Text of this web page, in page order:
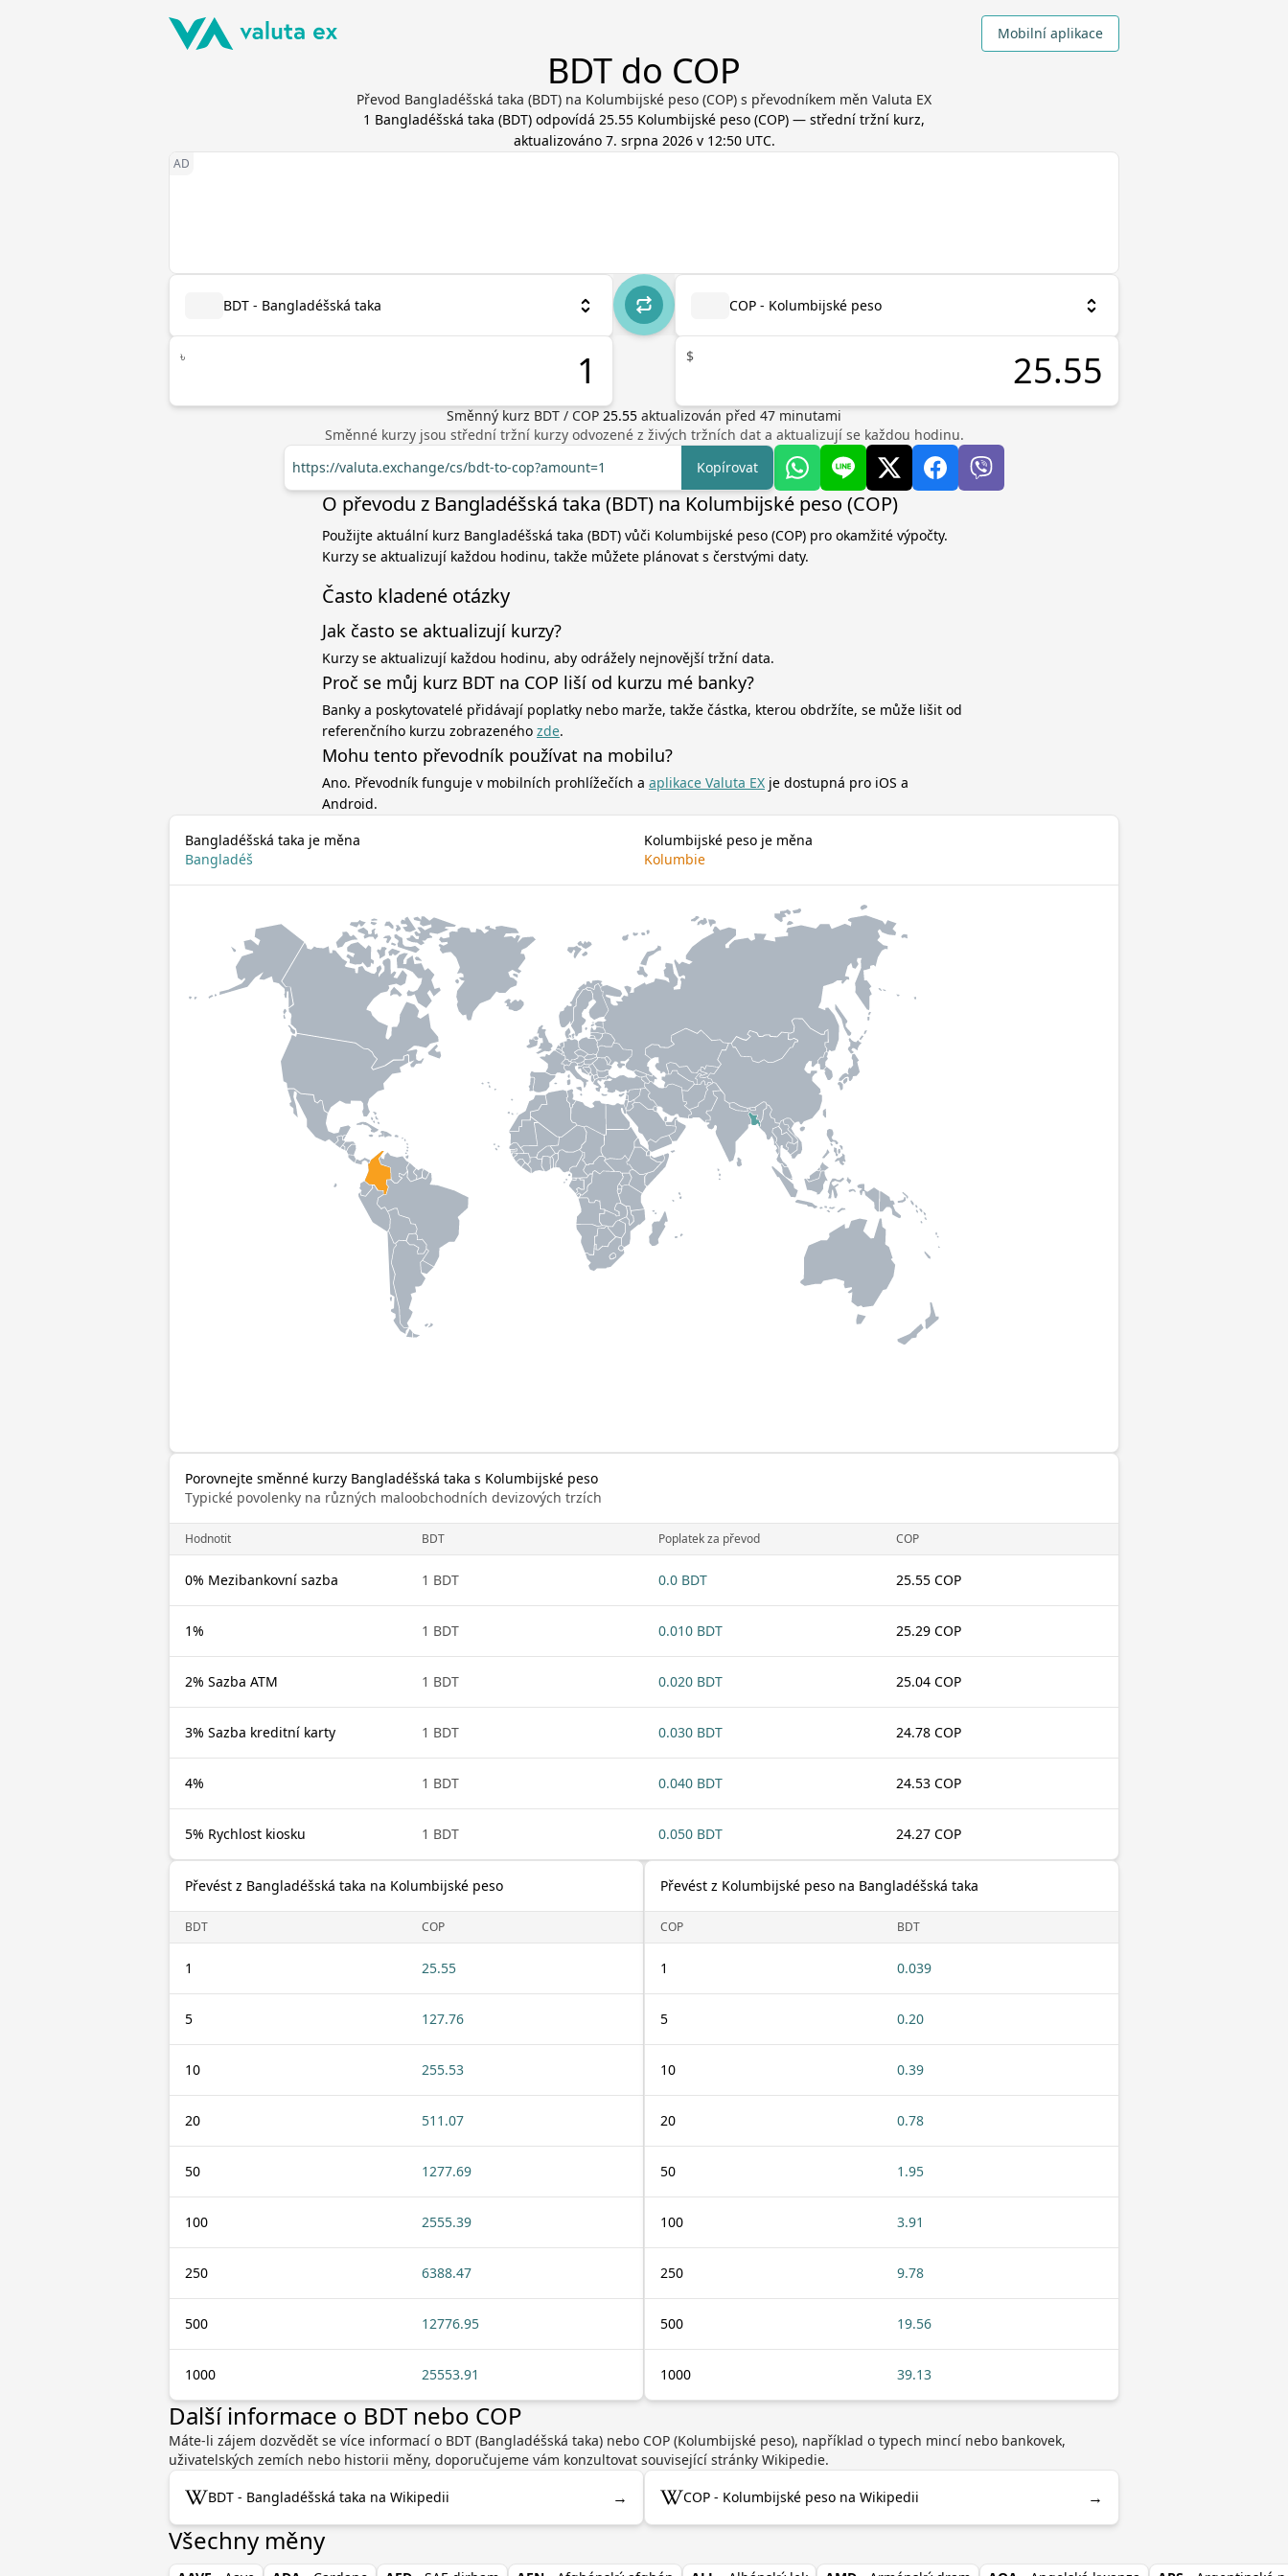
Mobilní aplikace
BDT do COP
Převod Bangladéšská taka (BDT) na Kolumbijské peso (COP) s převodníkem měn Valuta EX
1 Bangladéšská taka (BDT) odpovídá 25.55 Kolumbijské peso (COP) — střední tržní kurz,
aktualizováno 7. srpna 2026 v 12:50 UTC.
BDT - Bangladéšská taka
৳
COP - Kolumbijské peso
$
Směnný kurz BDT / COP 25.55 aktualizován před 47 minutami
Směnné kurzy jsou střední tržní kurzy odvozené z živých tržních dat a aktualizují se každou hodinu.
https://valuta.exchange/cs/bdt-to-cop?amount=1
Kopírovat
O převodu z Bangladéšská taka (BDT) na Kolumbijské peso (COP)
Použijte aktuální kurz Bangladéšská taka (BDT) vůči Kolumbijské peso (COP) pro okamžité výpočty.
Kurzy se aktualizují každou hodinu, takže můžete plánovat s čerstvými daty.
Často kladené otázky
Jak často se aktualizují kurzy?
Kurzy se aktualizují každou hodinu, aby odrážely nejnovější tržní data.
Proč se můj kurz BDT na COP liší od kurzu mé banky?
Banky a poskytovatelé přidávají poplatky nebo marže, takže částka, kterou obdržíte, se může lišit od
referenčního kurzu zobrazeného zde.
Mohu tento převodník používat na mobilu?
Ano. Převodník funguje v mobilních prohlížečích a aplikace Valuta EX je dostupná pro iOS a
Android.
Bangladéšská taka je měna
Bangladéš
Kolumbijské peso je měna
Kolumbie
Porovnejte směnné kurzy Bangladéšská taka s Kolumbijské peso
Typické povolenky na různých maloobchodních devizových trzích
Hodnotit BDT Poplatek za převod COP
0% Mezibankovní sazba 1 BDT 0.0 BDT 25.55 COP
1% 1 BDT 0.010 BDT 25.29 COP
2% Sazba ATM 1 BDT 0.020 BDT 25.04 COP
3% Sazba kreditní karty 1 BDT 0.030 BDT 24.78 COP
4% 1 BDT 0.040 BDT 24.53 COP
5% Rychlost kiosku 1 BDT 0.050 BDT 24.27 COP
Převést z Bangladéšská taka na Kolumbijské peso
BDT COP
1 25.55
5 127.76
10 255.53
20 511.07
50 1277.69
100 2555.39
250 6388.47
500 12776.95
1000 25553.91
Převést z Kolumbijské peso na Bangladéšská taka
COP BDT
1 0.039
5 0.20
10 0.39
20 0.78
50 1.95
100 3.91
250 9.78
500 19.56
1000 39.13
Další informace o BDT nebo COP
Máte-li zájem dozvědět se více informací o BDT (Bangladéšská taka) nebo COP (Kolumbijské peso), například o typech mincí nebo bankovek,
uživatelských zemích nebo historii měny, doporučujeme vám konzultovat související stránky Wikipedie.
BDT - Bangladéšská taka na Wikipedii → COP - Kolumbijské peso na Wikipedii →
Všechny měny